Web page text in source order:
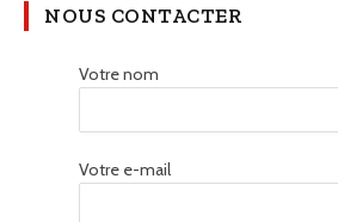
NOUS CONTACTER
Votre nom
Votre e-mail